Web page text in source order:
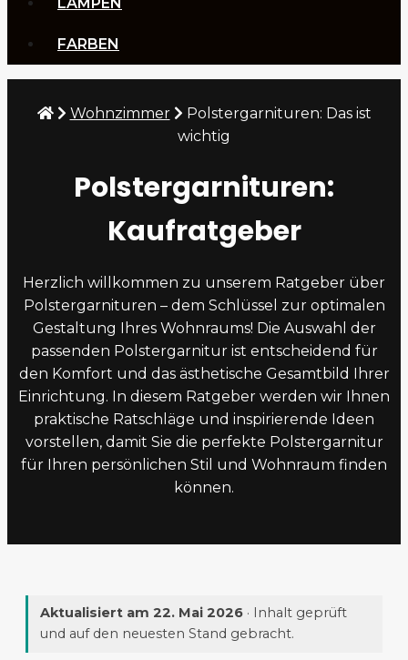
FARBEN
Wohnzimmer
Polstergarnituren: Das ist
wichtig
Polstergarnituren:
Kaufratgeber
Herzlich willkommen zu unserem Ratgeber über
Polstergarnituren – dem Schlüssel zur optimalen
Gestaltung Ihres Wohnraums! Die Auswahl der
passenden Polstergarnitur ist entscheidend für
den Komfort und das ästhetische Gesamtbild Ihrer
Einrichtung. In diesem Ratgeber werden wir Ihnen
praktische Ratschläge und inspirierende Ideen
vorstellen, damit Sie die perfekte Polstergarnitur
für Ihren persönlichen Stil und Wohnraum finden
können.
Aktualisiert am 22. Mai 2026· Inhalt geprüft
und auf den neuesten Stand gebracht.